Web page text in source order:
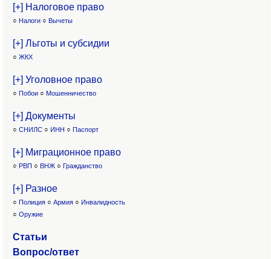
[+] Налоговое право
○ Налоги ○ Вычеты
[+] Льготы и субсидии
○ ЖКХ
[+] Уголовное право
○ Побои ○ Мошенничество
[+] Документы
○ СНИЛС ○ ИНН ○ Паспорт
[+] Миграционное право
○ РВП ○ ВНЖ ○ Гражданство
[+] Разное
○ Полиция ○ Армия ○ Инвалидность
○ Оружие
Статьи
Вопрос/ответ